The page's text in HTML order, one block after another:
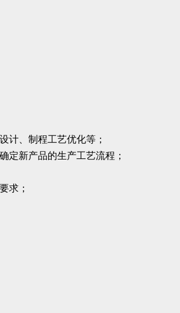
计、制程工艺优化等；
定新产品的生产工艺流程；
求；